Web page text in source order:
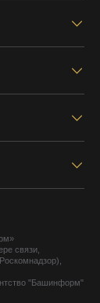
связи,
"Башинформ"